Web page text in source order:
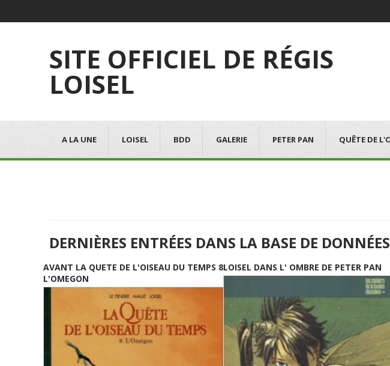
SITE OFFICIEL DE RÉGIS
LOISEL
A LA UNE LOISEL BDD GALERIE PETER PAN QUÊTE DE
DERNIÈRES ENTRÉES DANS LA BASE DE
AVANT LA QUETE DE L'OISEAU DU TEMPS 8
L'OMEGON
LOISEL DANS L' OMBRE DE PETER PAN